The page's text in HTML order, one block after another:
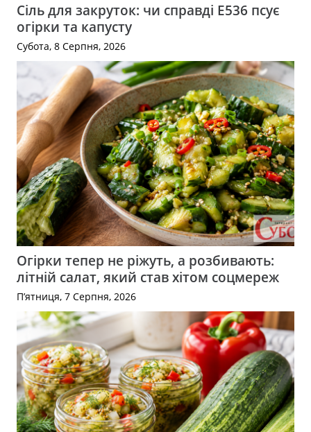
Сіль для закруток: чи справді Е536 псує
огірки та капусту
Субота, 8 Серпня, 2026
Огірки тепер не ріжуть, а розбивають:
літній салат, який став хітом соцмереж
П’ятниця, 7 Серпня, 2026